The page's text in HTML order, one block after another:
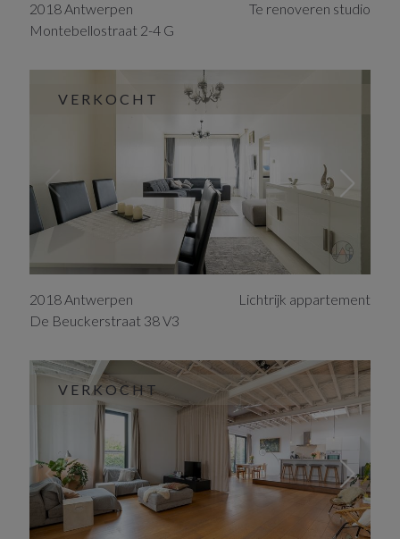
2018Antwerpen
Montebellostraat 2-4 G
Te renoveren studio
VERKOCHT
2018Antwerpen
De Beuckerstraat 38V3
Lichtrijk appartement
VERKOCHT